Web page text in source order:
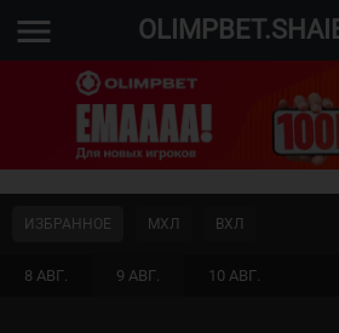
menu
8 АВГ. 9 АВГ. 10 АВГ.
ИЗБРАННОЕ МХЛ ВХЛ